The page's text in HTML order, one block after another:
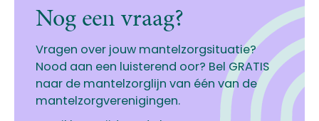
Nog een vraag?
Vragen over jouw mantelzorgsituatie?
Nood aan een luisterend oor? Bel GRATIS
naar de mantelzorglijn van één van de
mantelzorgverenigingen.